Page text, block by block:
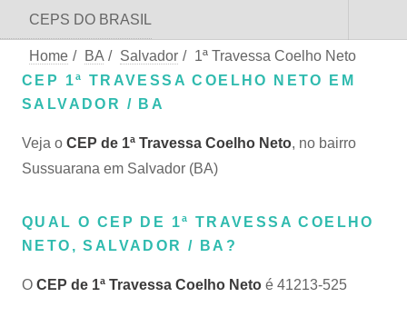
CEPS DO BRASIL
Home / BA / Salvador / 1ª Travessa Coelho Neto
CEP 1ª TRAVESSA COELHO NETO EM
SALVADOR / BA
Veja o CEP de 1ª Travessa Coelho Neto, no bairro
Sussuarana em Salvador (BA)
QUAL O CEP DE 1ª TRAVESSA COELHO
NETO, SALVADOR / BA?
O CEP de 1ª Travessa Coelho Neto é 41213-525